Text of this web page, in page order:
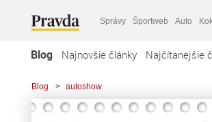
Správy Športweb Auto
Blog Najnovšie články Najčítanejšie
Blog > autoshow